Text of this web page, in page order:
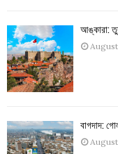
আঙ্কারা:
বাগদাদ: